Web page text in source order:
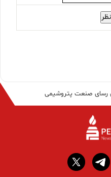
رسای صنعت پتروشیمی